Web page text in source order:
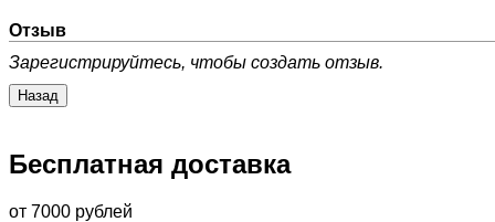
Отзыв
Зарегистрируйтесь, чтобы создать отзыв.
Бесплатная доставка
от 7000 рублей